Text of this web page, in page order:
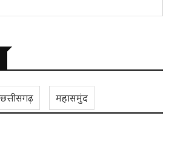
छत्तीसगढ़ महासमुंद